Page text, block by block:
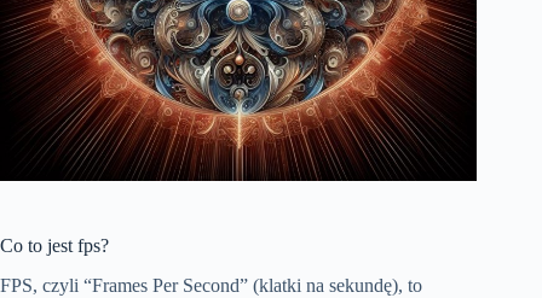
Co to jest fps?
FPS, czyli “Frames Per Second” (klatki na sekundę), to